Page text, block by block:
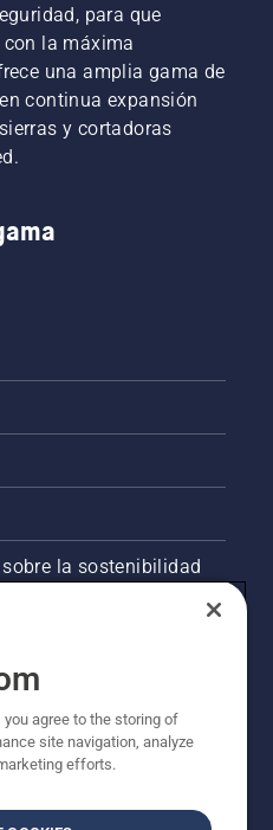
para que
la máxima
una amplia gama de
continua expansión
y cortadoras
la sostenibilidad
you agree to the storing of
site navigation, analyze
efforts.